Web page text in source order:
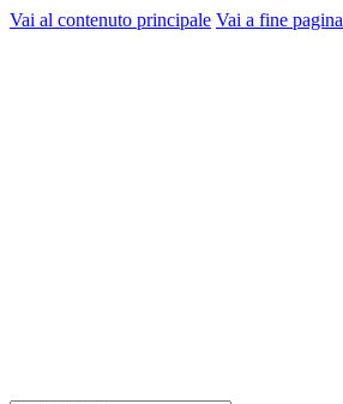
Vai al contenuto principale Vai a fine pagina